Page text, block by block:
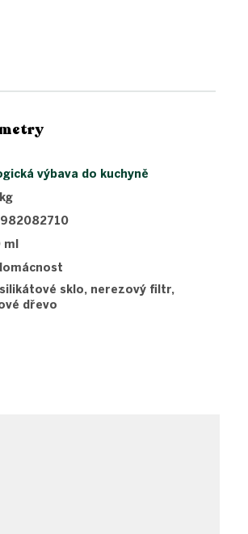
výbava do kuchyně
sklo, nerezový filtr,
dřevo